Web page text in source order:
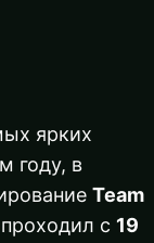
ярких
году, в
Team
с 19